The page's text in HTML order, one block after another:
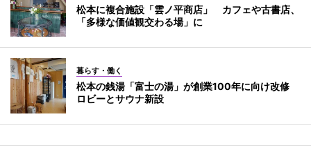
松本に複合施設「雲ノ平商店」 カフェや古書店、
「多様な価値観交わる場」に
暮らす・働く
松本の銭湯「富士の湯」が創業100年に向け改修
ロビーとサウナ新設